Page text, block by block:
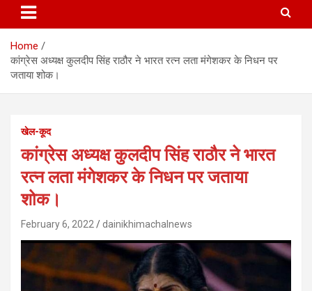
Home
कांग्रेस अध्यक्ष कुलदीप सिंह राठौर ने भारत रत्न लता मंगेशकर के निधन पर
जताया शोक।
खेल-कूद
कांग्रेस अध्यक्ष कुलदीप सिंह राठौर ने भारत
रत्न लता मंगेशकर के निधन पर जताया
शोक।
February 6, 2022 dainikhimachalnews